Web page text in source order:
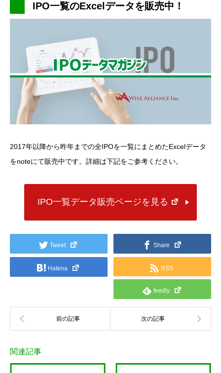
IPO一覧のExcelデータを販売中！
2017年以降から昨年までの全IPOを一覧にまとめたExcelデータ
をnoteにて販売中です。詳細は下記をご参考ください。
IPO一覧データ販売ページを見る
Tweet Share
Hatena RSS
feedly
関連記事